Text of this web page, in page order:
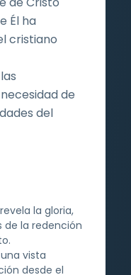
Él ha
cristiano
de
del
la gloria,
de la redención
vista
desde el